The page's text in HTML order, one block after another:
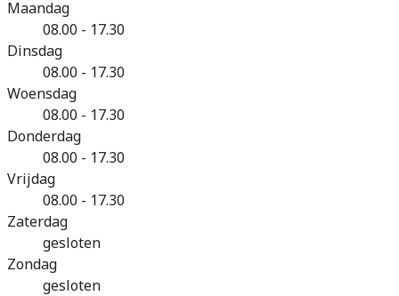
Maandag
08.00 - 17.30
Dinsdag
08.00 - 17.30
Woensdag
08.00 - 17.30
Donderdag
08.00 - 17.30
Vrijdag
08.00 - 17.30
Zaterdag
gesloten
Zondag
gesloten